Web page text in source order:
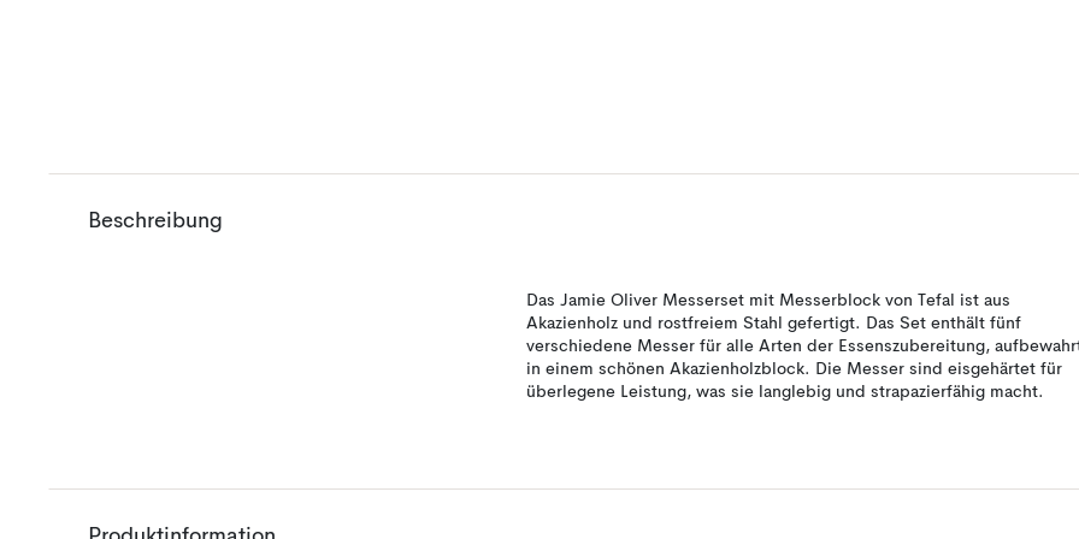
Beschreibung
Das Jamie Oliver Messerset mit Messerblock von Tefal ist aus
Akazienholz und rostfreiem Stahl gefertigt. Das Set enthält fünf
verschiedene Messer für alle Arten der Essenszubereitung,
in einem schönen Akazienholzblock. Die Messer sind eisgehärtet für
überlegene Leistung, was sie langlebig und strapazierfähig macht.